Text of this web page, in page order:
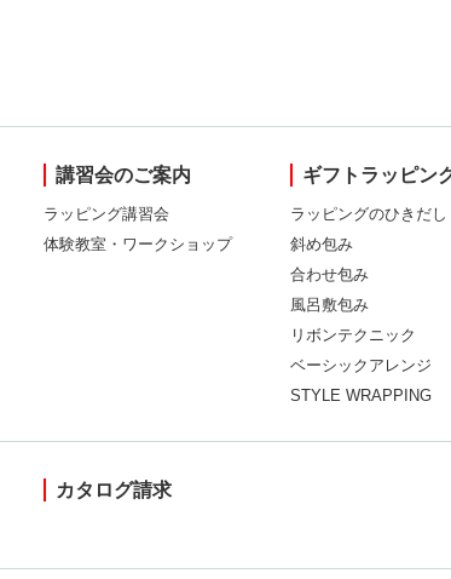
講習会のご案内
ラッピング講習会
体験教室・ワークショップ
ギフトラッピン
ラッピングのひきだし
斜め包み
合わせ包み
風呂敷包み
リボンテクニック
ベーシックアレンジ
STYLE WRAPPING
カタログ請求